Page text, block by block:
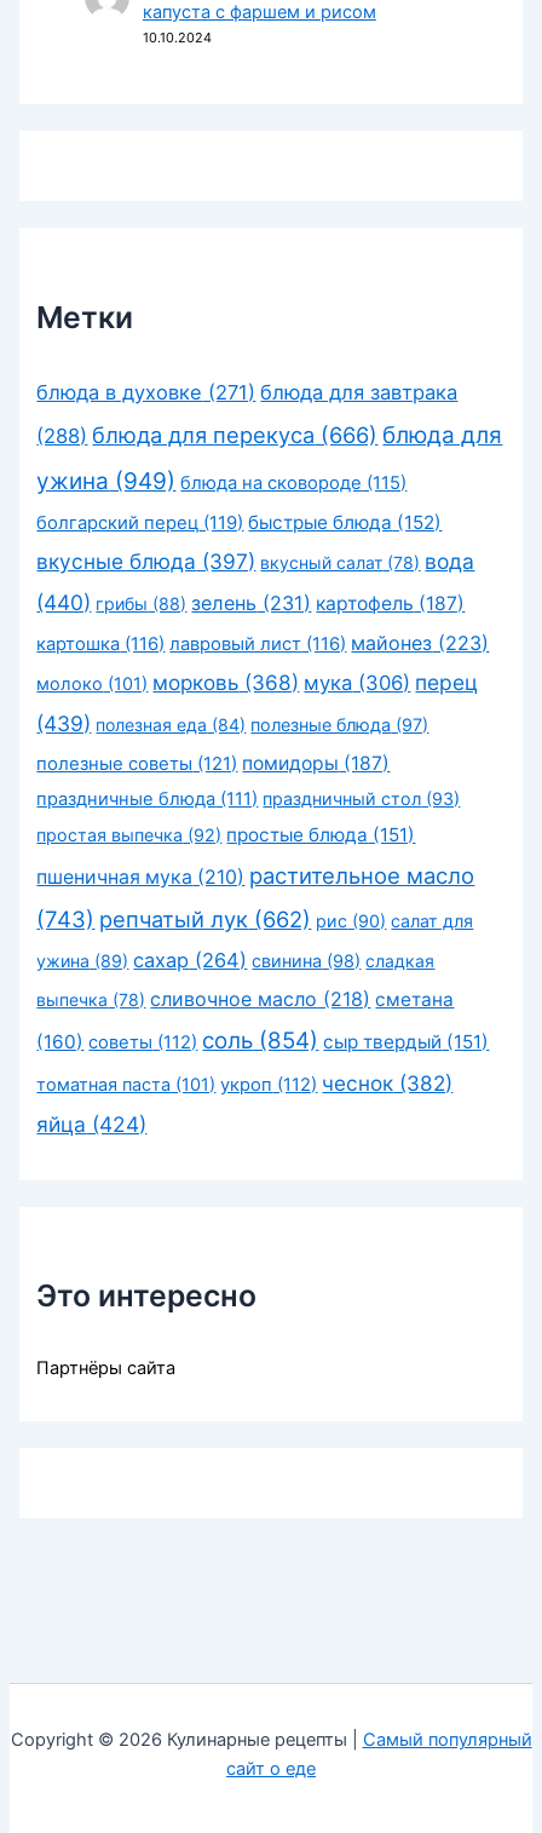
капуста с фаршем и рисом
10.10.2024
Метки
блюда в духовке (271) блюда для завтрака
(288) блюда для перекуса (666) блюда для
ужина (949) блюда на сковороде (115)
болгарский перец (119) быстрые блюда (152)
вкусные блюда (397) вкусный салат (78) вода
(440) грибы (88) зелень (231) картофель (187)
картошка (116) лавровый лист (116) майонез (223)
молоко (101) морковь (368) мука (306) перец
(439) полезная еда (84) полезные блюда (97)
полезные советы (121) помидоры (187)
праздничные блюда (111) праздничный стол (93)
простая выпечка (92) простые блюда (151)
пшеничная мука (210) растительное масло
(743) репчатый лук (662) рис (90) салат для
ужина (89) сахар (264) свинина (98) сладкая
выпечка (78) сливочное масло (218) сметана
(160) советы (112) соль (854) сыр твердый (151)
томатная паста (101) укроп (112) чеснок (382)
яйца (424)
Это интересно
Партнёры сайта
Copyright © 2026 Кулинарные рецепты | Самый популярный
сайт о еде